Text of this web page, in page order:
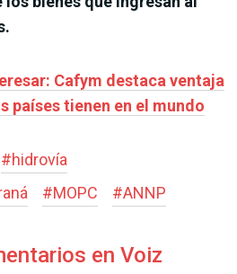
Cafym destaca ventaja
países tienen en el mundo
#hidrovía
#MOPC #ANNP
en Voiz